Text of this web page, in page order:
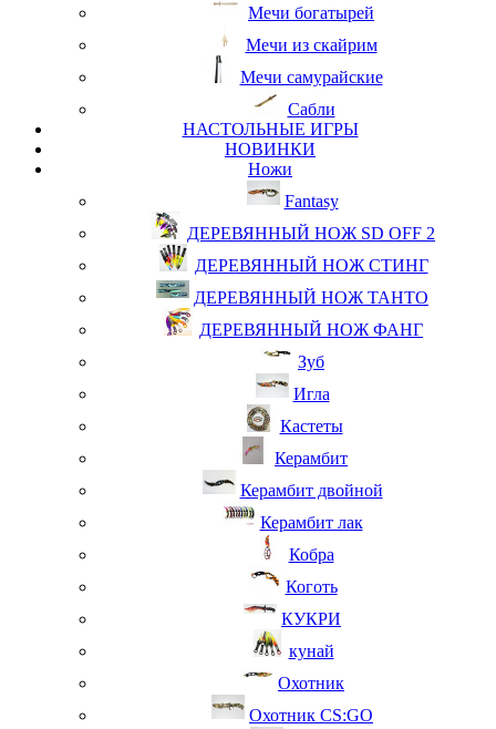
Мечи богатырей
Мечи из скайрим
Мечи самурайские
Сабли
НАСТОЛЬНЫЕ ИГРЫ
НОВИНКИ
Ножи
Fantasy
ДЕРЕВЯННЫЙ НОЖ SD OFF 2
ДЕРЕВЯННЫЙ НОЖ СТИНГ
ДЕРЕВЯННЫЙ НОЖ ТАНТО
ДЕРЕВЯННЫЙ НОЖ ФАНГ
Зуб
Игла
Кастеты
Керамбит
Керамбит двойной
Керамбит лак
Кобра
Коготь
КУКРИ
кунай
Охотник
Охотник CS:GO